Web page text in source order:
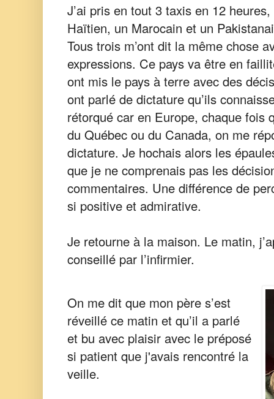
J’ai pris en tout 3 taxis en 12
Haïtien, un Marocain et un
Tous trois m’ont dit la même chose
expressions. Ce pays va être en
ont mis le pays à terre avec des
ont parlé de dictature qu’ils
rétorqué car en Europe, chaque fois
du Québec ou du Canada, on me
dictature. Je hochais alors les
que je ne comprenais pas les
commentaires. Une différence de
si positive et admirative.
Je retourne à la maison. Le matin,
conseillé par l’infirmier.
On me dit que mon père s’est
réveillé ce matin et qu’il a parlé
et bu avec plaisir avec le préposé
si patient que j'avais rencontré la
veille.